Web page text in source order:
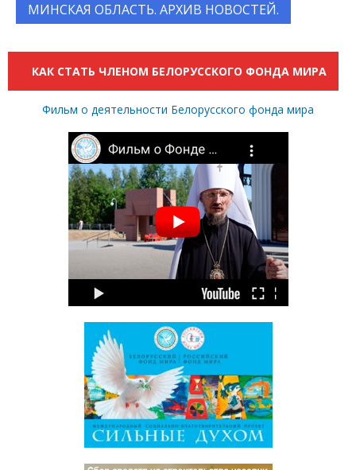
МИНСКАЯ ОБЛАСТЬ. АРХИВ НОВОСТЕЙ.
КАК СТАТЬ ЧЛЕНОМ БЕЛОРУССКОГО ФОНДА МИРА
Фильм о деятельности Белорусского фонда мира